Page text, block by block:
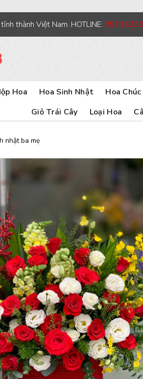
thành Việt Nam. HOTLINE:
Hoa Hoa Sinh Nhật Hoa
Giỏ Trái Cây
Loại Hoa
nhật ba mẹ